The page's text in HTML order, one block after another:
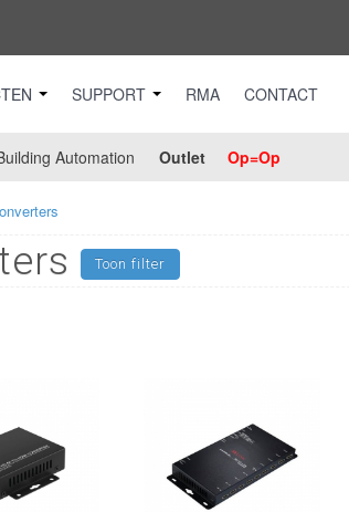
SUPPORT RMA CONTACT
Automation Outlet Op=Op
Toon filter